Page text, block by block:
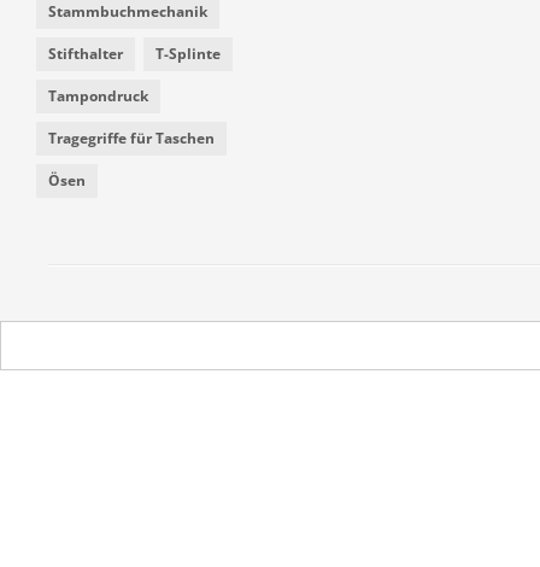
Stammbuchmechanik
Stifthalter T-Splinte
Tampondruck
Tragegriffe für Taschen
Ösen